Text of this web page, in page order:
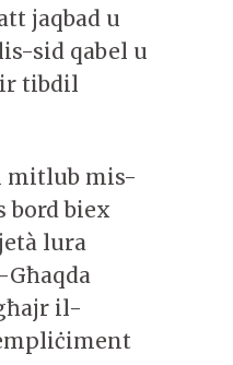
jaqbad u
sid qabel u
tibdil
mitlub mis-
biex
lura
il-